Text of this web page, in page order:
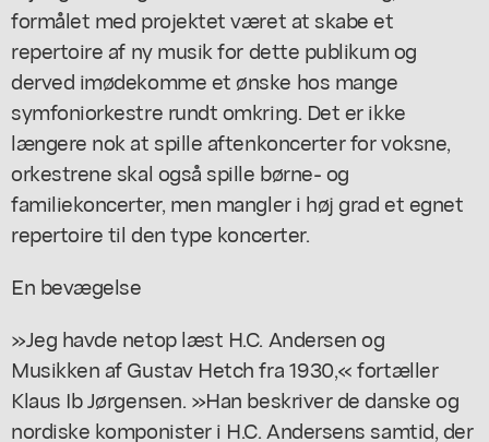
formålet med projektet været at skabe et
repertoire af ny musik for dette publikum og
derved imødekomme et ønske hos mange
symfoniorkestre rundt omkring. Det er ikke
længere nok at spille aftenkoncerter for voksne,
orkestrene skal også spille børne- og
familiekoncerter, men mangler i høj grad et egnet
repertoire til den type koncerter.
En bevægelse
»Jeg havde netop læst H.C. Andersen og
Musikkenaf Gustav Hetch fra 1930,« fortæller
Klaus Ib Jørgensen. »Han beskriver de danske og
nordiske komponister i H.C. Andersens samtid, der